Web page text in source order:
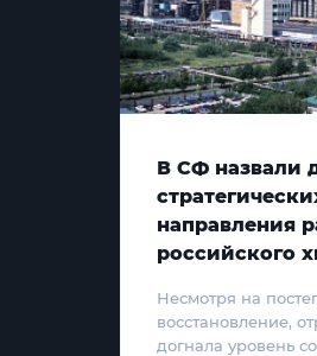
В СФ назвали
направления
российского
Несмотря на
восстановление,
догнала уровень